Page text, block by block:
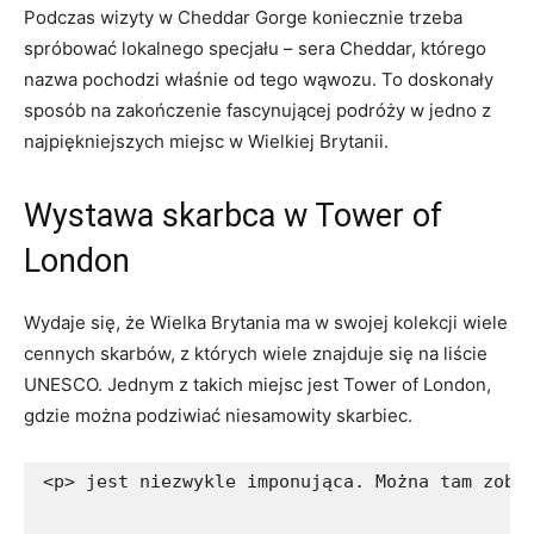
Podczas wizyty w Cheddar Gorge koniecznie‌ trzeba
spróbować⁢ lokalnego ‍specjału – sera Cheddar, którego
nazwa‌ pochodzi właśnie od⁢ tego⁢ wąwozu. ⁢To doskonały
sposób‌ na zakończenie ⁢fascynującej podróży w jedno z
najpiękniejszych miejsc w Wielkiej Brytanii.
Wystawa ⁣skarbca w Tower of
⁤London
Wydaje się, że Wielka ‍Brytania ma ⁣w swojej‍ kolekcji wiele
cennych​ skarbów,⁣ z​ których⁢ wiele znajduje się ⁣na liście
UNESCO.‌ Jednym z takich miejsc jest Tower of London,
gdzie​ można podziwiać niesamowity ⁣skarbiec.
<p> jest niezwykle imponująca. Można tam